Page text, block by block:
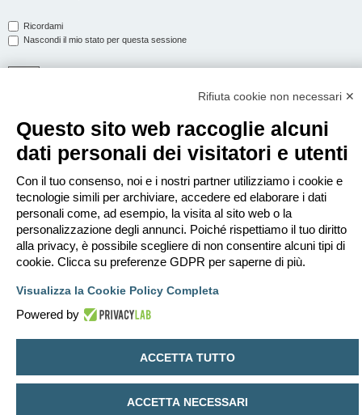
Ricordami
Nascondi il mio stato per questa sessione
Per eseguire il login devi essere registrato. La registrazione richiede solo
pochi secondi e garantisce l’accesso alle funzioni avanzate. L’amministratore
può anche dare permessi speciali agli utenti. Prima di eseguire il login
assicurati di aver letto i termini d’uso e le varie regole.
Condizioni d’uso
Trattamento dei dati personali
Indice Tutti gli orari sono
Cancella cookie
Contattaci
Creato daphpBB® Forum Software © phpBB Limited
Traduzione Italiana
Rifiuta cookie non necessari ✕
Questo sito web raccoglie alcuni
dati personali dei visitatori e utenti
Con il tuo consenso, noi e i nostri partner utilizziamo i cookie e
tecnologie simili per archiviare, accedere ed elaborare i dati
personali come, ad esempio, la visita al sito web o la
personalizzazione degli annunci. Poiché rispettiamo il tuo diritto
alla privacy, è possibile scegliere di non consentire alcuni tipi di
cookie. Clicca su preferenze GDPR per saperne di più.
Visualizza la Cookie Policy Completa
Powered by
ACCETTA TUTTO
ACCETTA NECESSARI